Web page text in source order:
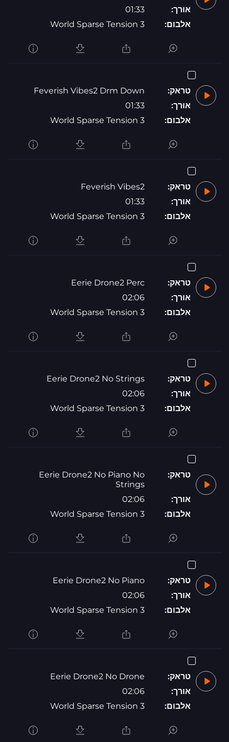
אורך:
01:33
אלבום:
World Sparse Tension 3
טראק:
Feverish Vibes2 Drm Down
אורך:
01:33
אלבום:
World Sparse Tension 3
טראק:
Feverish Vibes2
אורך:
01:33
אלבום:
World Sparse Tension 3
טראק:
Eerie Drone2 Perc
אורך:
02:06
אלבום:
World Sparse Tension 3
טראק:
Eerie Drone2 No Strings
אורך:
02:06
אלבום:
World Sparse Tension 3
טראק:
Eerie Drone2 No Piano No
Strings
אורך:
02:06
אלבום:
World Sparse Tension 3
טראק:
Eerie Drone2 No Piano
אורך:
02:06
אלבום:
World Sparse Tension 3
טראק:
Eerie Drone2 No Drone
אורך:
02:06
אלבום:
World Sparse Tension 3